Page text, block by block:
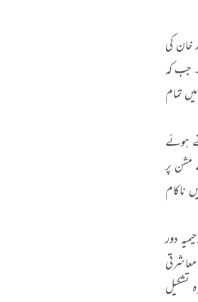
خان کی
جب کہ
تمام
ہوئے
مشن پر
ناکام
دور
تشکیل